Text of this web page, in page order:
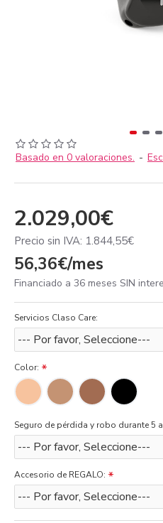
Basado en 0 valoraciones. -
2.029,00€
Precio sin IVA: 1.844,55€
56,36€/mes
Financiado a 36 meses SIN
Servicios Claso Care:
Color:
Seguro de pérdida y robo durante 5
Accesorio de REGALO: